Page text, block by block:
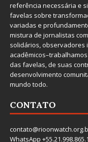
referência necessária e
favelas sobre
variadas e
mistura de jornalistas
solidários, observadores
das favelas, de suas
desenvolvimento
mundo todo.
CONTATO
WhatsApp